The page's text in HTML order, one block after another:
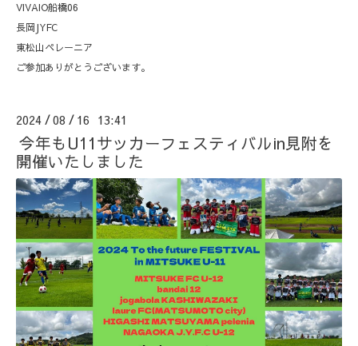
VIVAIO船橋06
長岡JYFC
東松山ペレーニア
ご参加ありがとうございます。
2024 /08 / 16 13:41
今年もU11サッカーフェスティバルin見附を
開催いたしました